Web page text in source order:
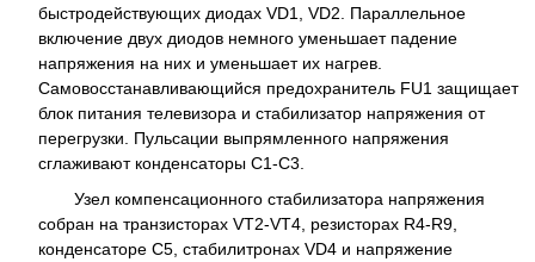
быстродействующих диодах VD1, VD2. Параллельное
включение двух диодов немного уменьшает падение
напряжения на них и уменьшает их нагрев.
Самовосстанавливающийся предохранитель FU1 защищает
блок питания телевизора и стабилизатор напряжения от
перегрузки. Пульсации выпрямленного напряжения
сглаживают конденсаторы C1-C3.
Узел компенсационного стабилизатора напряжения
собран на транзисторах VT2-VT4, резисторах R4-R9,
конденсаторе С5, стабилитронах VD4 и напряжение